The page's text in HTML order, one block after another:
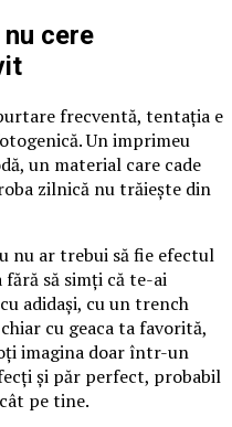
cere
frecventă, tentația e
Un imprimeu
un material care cade
zilnică nu trăiește din
nu ar trebui să fie efectul
fără să simți că te-ai
adidași, cu un trench
cu geaca ta favorită,
imagina doar într-un
și păr perfect, probabil
pe tine.